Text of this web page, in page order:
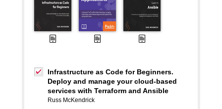
Infrastructure as Code for Beginners.
Deploy and manage your cloud-based
services with Terraform and Ansible
Russ McKendrick